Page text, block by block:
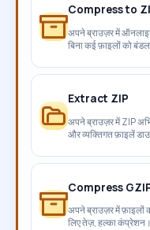
Compress to
अपने ब्राउज़र में
बिना कई फ़ाइलों को
Extract ZIP
अपने ब्राउज़र में ZIP
और व्यक्तिगत फ़ाइलें
Compress
अपने ब्राउज़र में फ़ाइलों
लिए तेज़, हल्का कंप्रेशन।